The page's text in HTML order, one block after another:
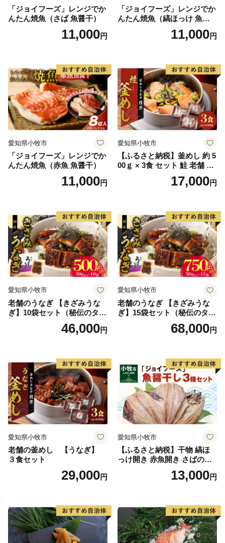
出が必要でしたが、オンラインワンストップ申請ではオ
当サービスを利用した場合、【紙のワンストップ特例申
ーカードをお持ちの方は、ぜひ、ご利用ください。
※利用は無料となります。
【申請方法】
寄附時に「ワンストップ特例申請」の書類発行を選択。
届いた書類（申請書）にQRコードがございますので、
そちらを読み取ってお申し込みください。
なお、オンラインで申請をされた方は、郵送での申請は
「不要」となります。
・マイナンバーカード
・マイナンバーカードの読み取りに対応したスマートフ
ォン
・デジタル庁提供のマイナポータルアプリ
・寄附番号（登録の際に必要となります。本市の寄附金
受領証明書の右上に記載している番号になります。）
・入力する番号側にハイフンが含まれる場合、ハイフン
の入力も必要となります。
※寄附金受領証明書の発行につきましては、寄附申込完
「ジョイフーズ」レンジでか
んたん焼魚（さば 魚醤干）
11,000円
「ジョイフーズ」レンジでか
んたん焼魚（縞ほっけ 魚醤
11,000円
愛知県小牧市
「ジョイフーズ」レンジでか
んたん焼魚（赤魚 魚醤干）
11,000円
愛知県小牧市
【ふるさと納税】釜めし 約 5
00ｇ × 3食 セット 鮭 老舗 急
速冷凍 レンチン 時短 簡単調
理 食品 加工品 海鮮 手作り
り寄せグルメ 愛知県 小牧市
送料無料
17,000円
愛知県小牧市
老舗のうなぎ 【きざみうな
ぎ】10袋セット（秘伝のタレ
46,000円
愛知県小牧市
老舗のうなぎ 【きざみうな
ぎ】15袋セット（秘伝のタレ
68,000円
愛知県小牧市
老舗の釜めし 【うなぎ】
３食セット
29,000円
愛知県小牧市
【ふるさと納税】干物 縞ほ
っけ開き 赤魚開き さばの開
き 魚醤干し 3種 セット 詰め
合わせ 魚 おかず 肉厚 おいし
取り寄せグルメ 魚醤 ナンプ
ラー 愛知県 小牧市 冷凍 送料
無料
13,000円